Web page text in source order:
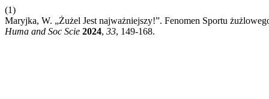
(1)
Maryjka, W. „Żużel Jest najważniejszy!”. Fenomen Sportu
Huma and Soc Scie 2024, 33, 149-168.